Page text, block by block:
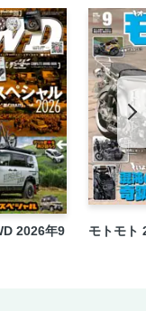
みる！
場 リバイバルファ
ーティング
ートマッハが登
後藤武がレポート
2026年9
モトモト